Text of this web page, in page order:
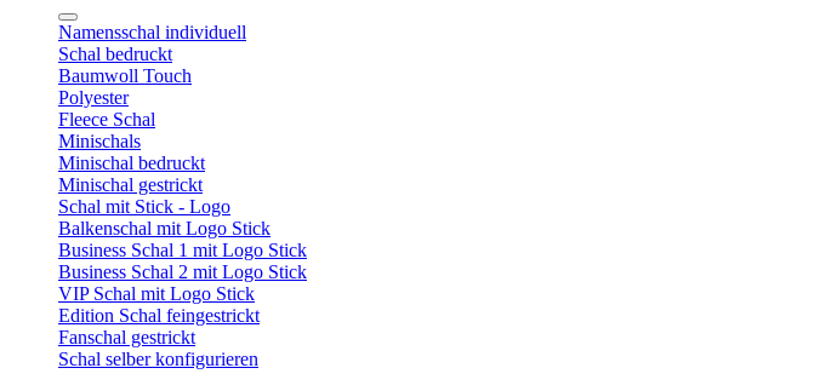
Namensschal individuell
Schal bedruckt
Baumwoll Touch
Polyester
Fleece Schal
Minischals
Minischal bedruckt
Minischal gestrickt
Schal mit Stick - Logo
Balkenschal mit Logo Stick
Business Schal 1 mit Logo Stick
Business Schal 2 mit Logo Stick
VIP Schal mit Logo Stick
Edition Schal feingestrickt
Fanschal gestrickt
Schal selber konfigurieren